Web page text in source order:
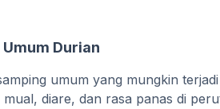
Durian
umum yang mungkin
diare, dan rasa panas di